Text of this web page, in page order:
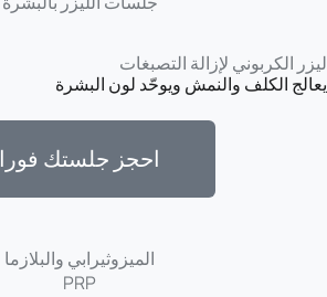
ليزر الكربوني لإزالة التصبغات
يعالج الكلف والنمش ويوحّد لون البشرة
احجز جلستك فورا
الميزوثيرابي والبلازما
PRP